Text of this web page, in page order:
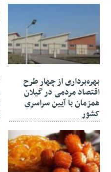
۳۰ بهمن ۱۴۰۴
بهره‌برداری از چهار طرح
اقتصاد مردمی در گیلان
همزمان با آیین سراسری
کشور